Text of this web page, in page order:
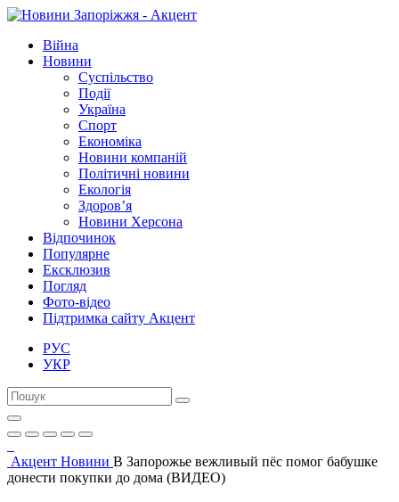
Війна
Новини
Суспільство
Події
Україна
Спорт
Економіка
Новини компаній
Політичні новини
Екологія
Здоров’я
Новини Херсона
Відпочинок
Популярне
Ексклюзив
Погляд
Фото-відео
Підтримка сайту Акцент
РУС
УКР
Акцент Новини В Запорожье вежливый пёс помог бабушке
донести покупки до дома (ВИДЕО)